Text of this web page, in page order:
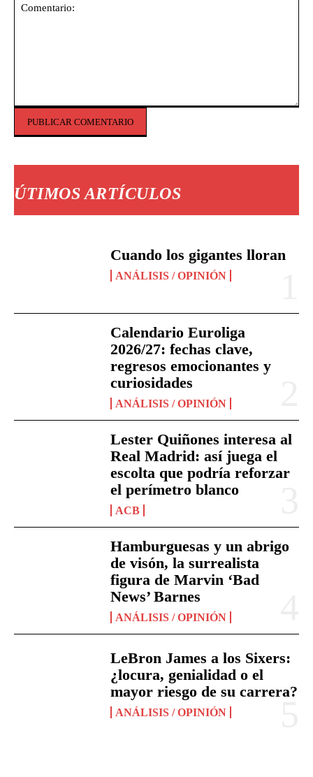
ÚTIMOS ARTÍCULOS
Cuando los gigantes lloran
ANÁLISIS / OPINIÓN
Calendario Euroliga
2026/27: fechas clave,
regresos emocionantes y
curiosidades
ANÁLISIS / OPINIÓN
Lester Quiñones interesa al
Real Madrid: así juega el
escolta que podría reforzar
el perímetro blanco
ACB
Hamburguesas y un abrigo
de visón, la surrealista
figura de Marvin ‘Bad
News’ Barnes
ANÁLISIS / OPINIÓN
LeBron James a los Sixers:
¿locura, genialidad o el
mayor riesgo de su carrera?
ANÁLISIS / OPINIÓN